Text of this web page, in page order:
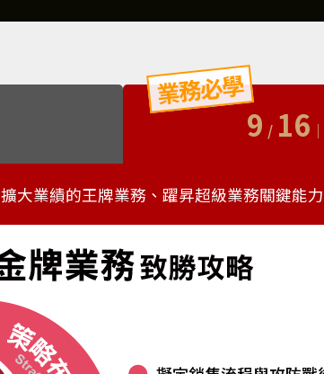
9 / 16
擴大業績的王牌業務、躍昇超級業務關鍵能